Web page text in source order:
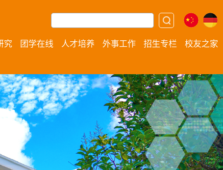
究 团学在线 人才培养 外事工作 招生专栏 校友之家